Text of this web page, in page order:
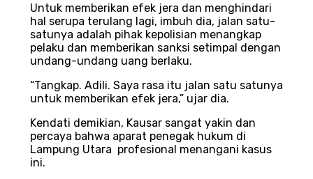
Untuk memberikan efek jera dan menghindari
hal serupa terulang lagi, imbuh dia, jalan satu-
satunya adalah pihak kepolisian menangkap
pelaku dan memberikan sanksi setimpal dengan
undang-undang uang berlaku.
“Tangkap. Adili. Saya rasa itu jalan satu satunya
untuk memberikan efek jera,” ujar dia.
Kendati demikian, Kausar sangat yakin dan
percaya bahwa aparat penegak hukum di
Lampung Utara profesional menangani kasus
ini.